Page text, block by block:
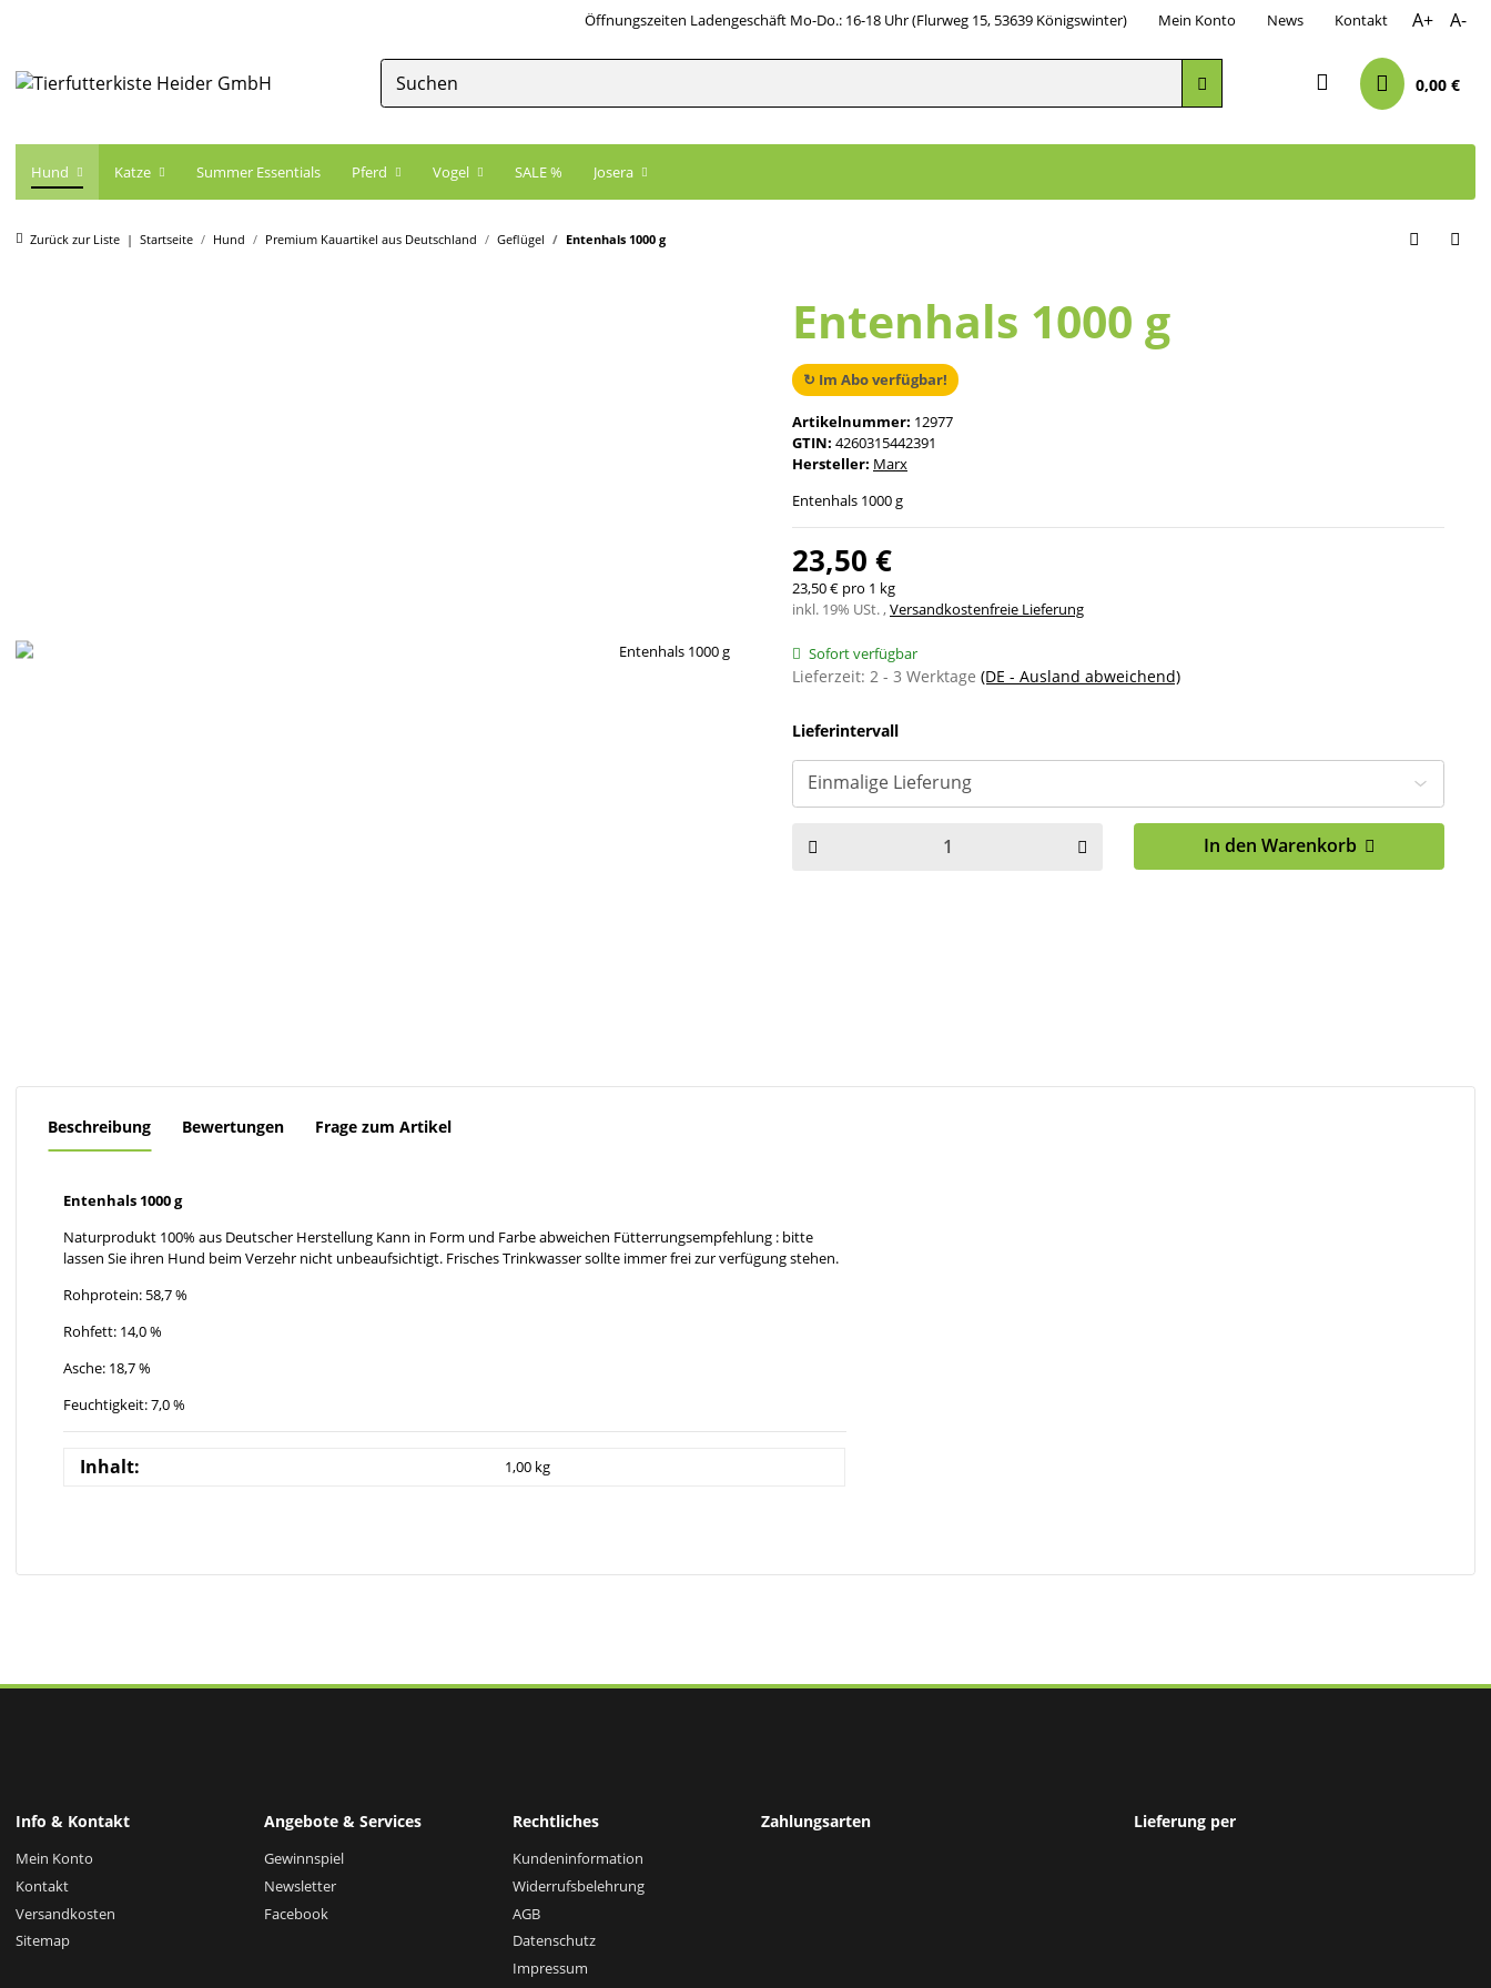
Öffnungszeiten Ladengeschäft Mo-Do.: 16-18 Uhr (Flurweg 15, 53639 Königswinter) Mein Konto News Kontakt A+ A-
0,00 €
Hund Katze Summer Essentials Pferd Vogel SALE % Josera
Zurück zur Liste Startseite Hund Premium Kauartikel aus Deutschland Geflügel Entenhals 1000 g
Entenhals 1000 g
↻ Im Abo verfügbar!
Artikelnummer: 12977
GTIN: 4260315442391
Hersteller: Marx
Entenhals 1000 g
23,50 €
23,50 € pro 1 kg
inkl. 19% USt. ,Versandkostenfreie Lieferung
Sofort verfügbar
Lieferzeit: 2 - 3 Werktage (DE - Ausland abweichend)
Lieferintervall
In den Warenkorb
Beschreibung Bewertungen Frage zum Artikel
Entenhals 1000 g
Naturprodukt 100% aus Deutscher Herstellung Kann in Form und Farbe abweichen Fütterrungsempfehlung : bitte
lassen Sie ihren Hund beim Verzehr nicht unbeaufsichtigt. Frisches Trinkwasser sollte immer frei zur verfügung stehen.
Rohprotein: 58,7 %
Rohfett: 14,0 %
Asche: 18,7 %
Feuchtigkeit: 7,0 %
Inhalt: 1,00 kg
Info & Kontakt
Mein Konto
Kontakt
Versandkosten
Sitemap
Angebote & Services
Gewinnspiel
Newsletter
Facebook
Rechtliches
Kundeninformation
Widerrufsbelehrung
AGB
Datenschutz
Impressum
Zahlungsarten Lieferung per